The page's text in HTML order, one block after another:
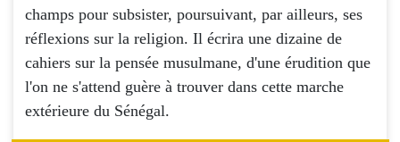
champs pour subsister, poursuivant, par ailleurs, ses
réflexions sur la religion. Il écrira une dizaine de
cahiers sur la pensée musulmane, d'une érudition que
l'on ne s'attend guère à trouver dans cette marche
extérieure du Sénégal.